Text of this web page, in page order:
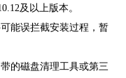
及以上版本。
能误拦截安装过程，暂
的磁盘清理工具或第三